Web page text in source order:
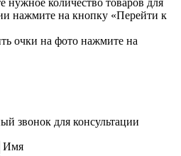
нажмите на кнопку «Перейти к
очки на фото нажмите на
звонок для консультации
Имя